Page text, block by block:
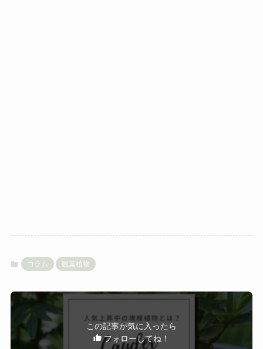
コラム 観葉植物
この記事が気に入ったら
フォローしてね！